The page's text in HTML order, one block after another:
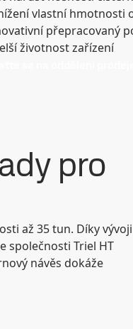
vlastní hmotnosti
přepracovaný
životnost zařízení
pro
až 35 tun. Díky vývoji
společnosti Triel HT
návěs dokáže